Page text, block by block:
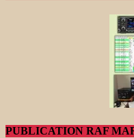
PUBLICATION RAF